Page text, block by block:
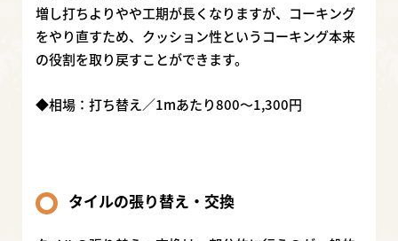
増し打ちよりやや工期が長くなりますが、コーキング
をやり直すため、クッション性というコーキング本来
の役割を取り戻すことができます。
◆相場：打ち替え／1mあたり800〜1,300円
タイルの張り替え・交換